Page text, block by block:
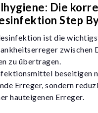
Die
Step
ist die
zwischen
zu übertragen.
beseitigen
Erreger, sondern
hauteigenen Erreger.